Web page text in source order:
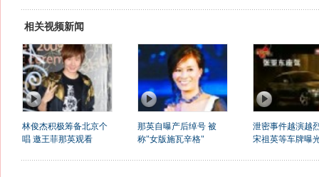
相关视频新闻
林俊杰积极筹备北京个
唱 邀王菲那英观看
那英自曝产后绰号 被
称"女版施瓦辛格"
泄密事件越演越
宋祖英等车牌曝